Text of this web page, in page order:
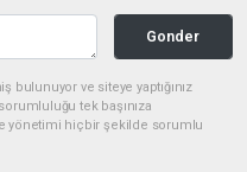
Gonder
bulunuyor ve siteye yaptığınız
tek başınıza
yönetimi hiçbir şekilde sorumlu